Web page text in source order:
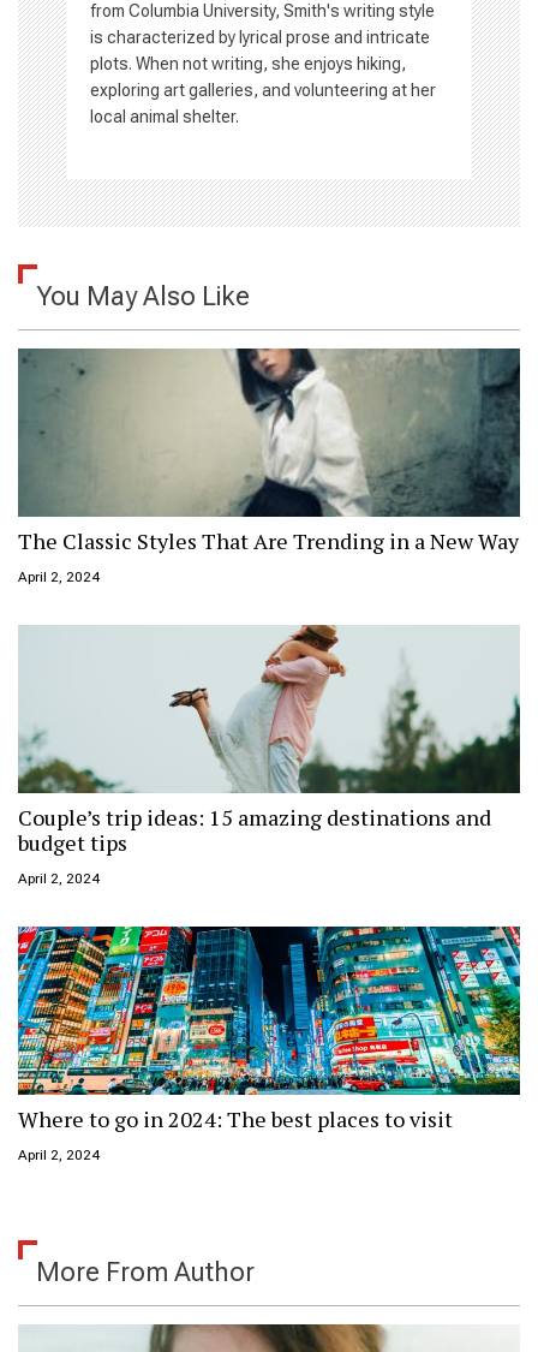
from Columbia University, Smith's writing style
is characterized by lyrical prose and intricate
plots. When not writing, she enjoys hiking,
exploring art galleries, and volunteering at her
local animal shelter.
You May Also Like
The Classic Styles That Are Trending in a New Way
April 2, 2024
Couple’s trip ideas: 15 amazing destinations and
budget tips
April 2, 2024
Where to go in 2024: The best places to visit
April 2, 2024
More From Author